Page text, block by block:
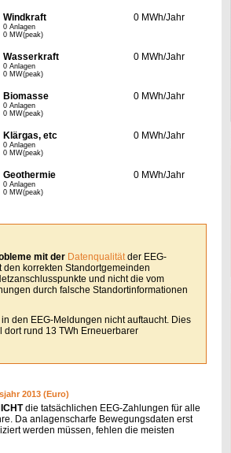
Windkraft
0 Anlagen
0 MW(peak)
0 MWh/Jahr
Wasserkraft
0 Anlagen
0 MW(peak)
0 MWh/Jahr
Biomasse
0 Anlagen
0 MW(peak)
0 MWh/Jahr
Klärgas, etc
0 Anlagen
0 MW(peak)
0 MWh/Jahr
Geothermie
0 Anlagen
0 MW(peak)
0 MWh/Jahr
mit der Datenqualitätder EEG-
korrekten Standortgemeinden
und nicht die vom
durch falsche Standortinformationen
in den EEG-Meldungen nicht auftaucht. Dies
dort rund 13 TWh Erneuerbarer
2013 (Euro)
die tatsächlichen EEG-Zahlungen für alle
Da anlagenscharfe Bewegungsdaten erst
werden müssen, fehlen die meisten